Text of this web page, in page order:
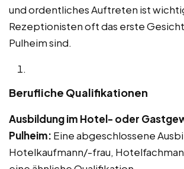
und ordentliches Auftreten ist
Rezeptionisten oft das erste
Pulheim sind.
Berufliche Qualifikationen
Ausbildung im Hotel- oder
Pulheim: Eine abgeschlossene
Hotelkaufmann/-frau,